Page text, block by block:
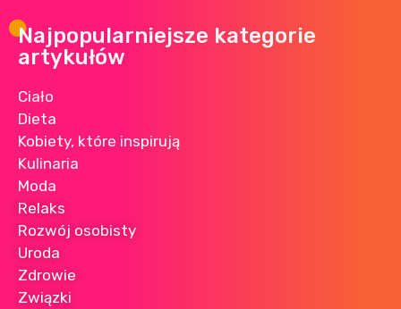
Najpopularniejsze kategorie
artykułów
Ciało
Dieta
Kobiety, które inspirują
Kulinaria
Moda
Relaks
Rozwój osobisty
Uroda
Zdrowie
Związki